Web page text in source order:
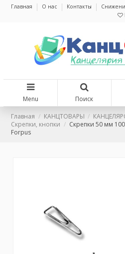
Главная О нас Контакты
Menu Поиск
Главная КАНЦТОВАРЫ
Скрепки, кнопки
Скрепки 50 мм
Forpus